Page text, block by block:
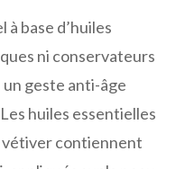
base d’huiles
ni conservateurs
un geste anti-âge
huiles essentielles
vétiver contiennent